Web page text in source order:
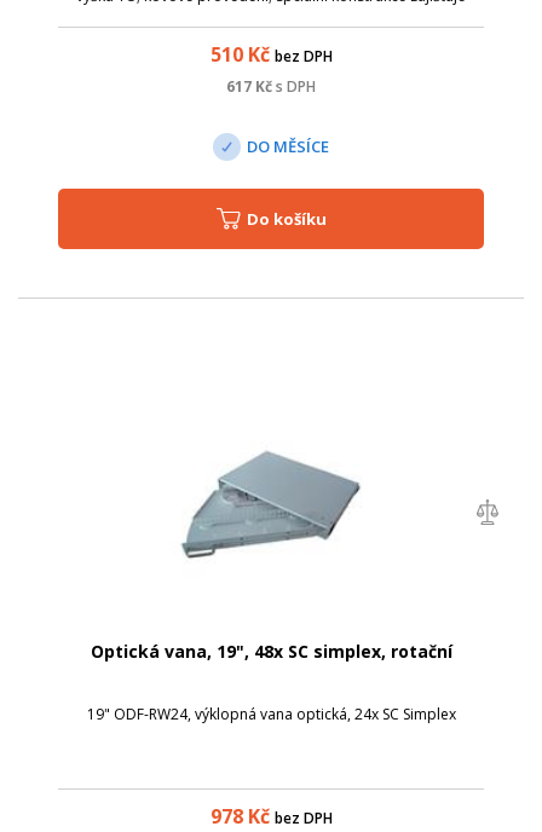
510Kč bez DPH
617 Kčs DPH
DO MĚSÍCE
Do košíku
Optická vana, 19", 48x SC simplex, rotační
19" ODF-RW24, výklopná vana optická, 24x SC Simplex
978Kč bez DPH